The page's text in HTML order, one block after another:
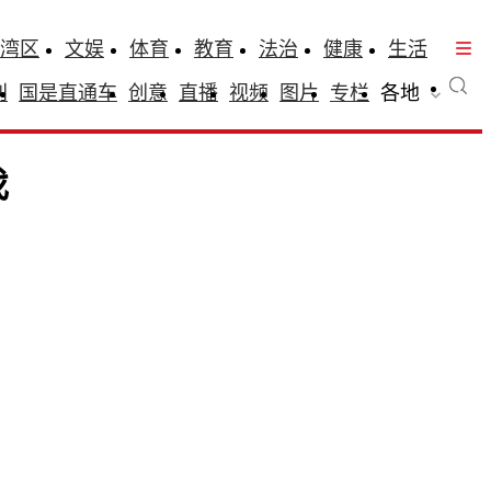
区 文娱 体育 教育 法治 健康
生活
国是直通车 创意 直播 视频 图片 专栏 各地